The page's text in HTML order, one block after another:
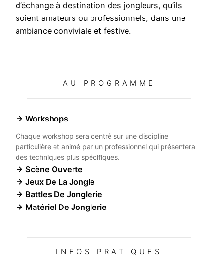
d’échange à destination des jongleurs, qu’ils
soient amateurs ou professionnels, dans une
ambiance conviviale et festive.
AU PROGRAMME
→ Workshops
Chaque workshop sera centré sur une discipline
particulière et animé par un professionnel qui présentera
des techniques plus spécifiques.
→ Scène Ouverte
→ Jeux De La Jongle
→ Battles De Jonglerie
→ Matériel De Jonglerie
INFOS PRATIQUES